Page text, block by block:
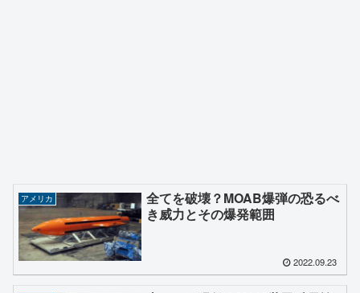
アメリカ
全てを破壊？MOAB爆弾の恐るべ
き威力とその爆発範囲
2022.09.23